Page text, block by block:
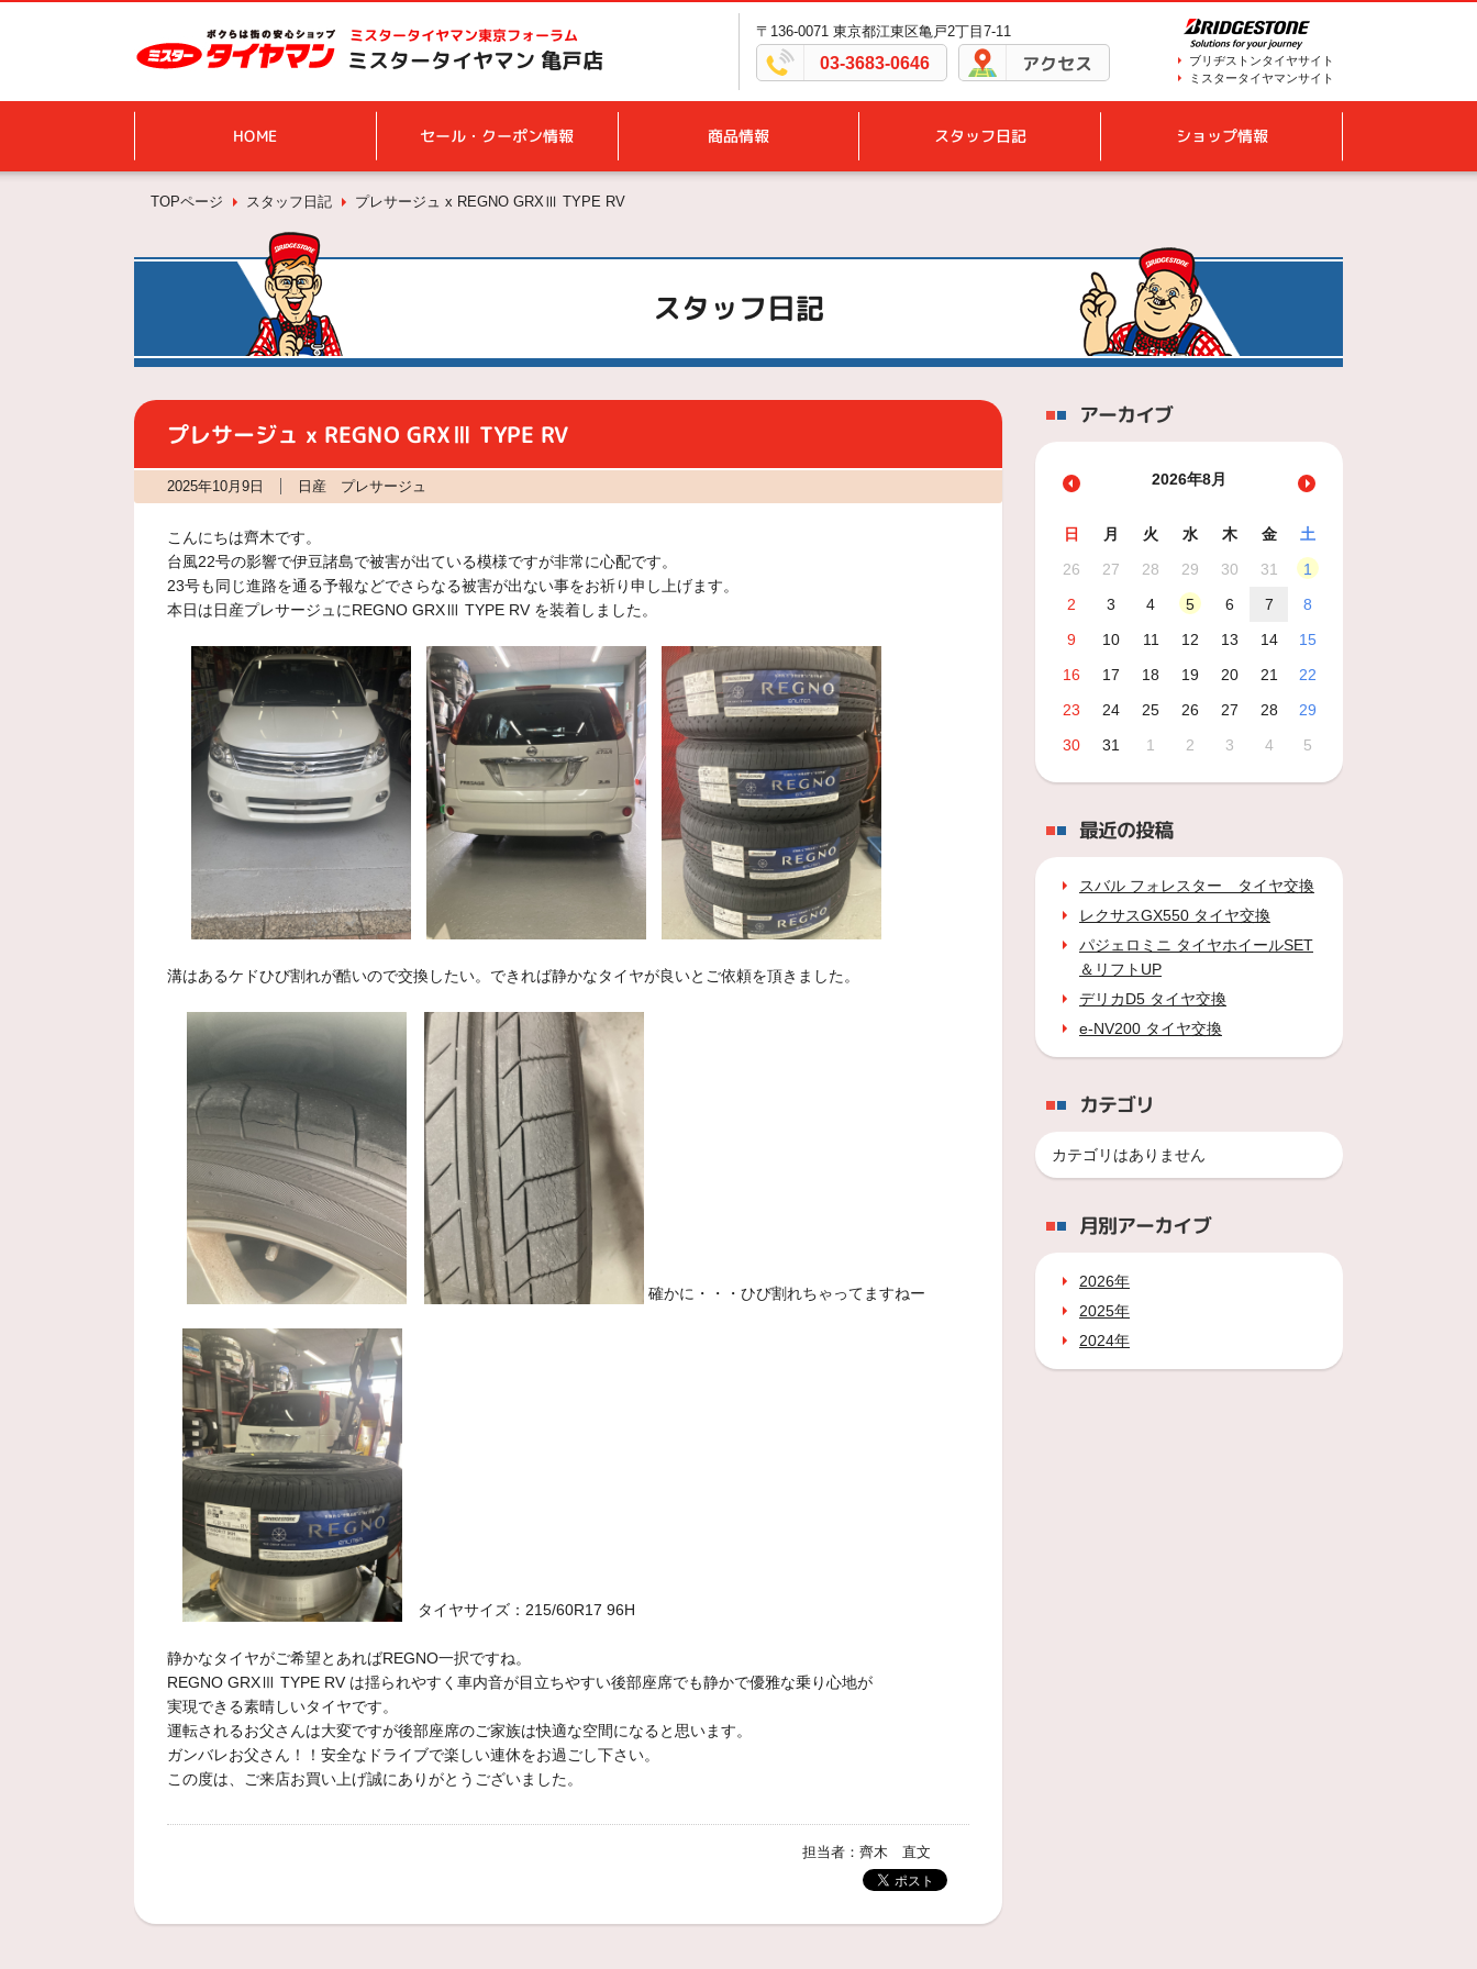
ミスタータイヤマン東京フォーラム
ミスタータイヤマン 亀戸店
〒136-0071 東京都江東区亀戸2丁目7-11
03-3683-0646 アクセス
ブリヂストンタイヤサイト
ミスタータイヤマンサイト
HOME セール・クーポン情報 商品情報 スタッフ日記 ショップ情報
TOPページ スタッフ日記 プレサージュ x REGNO GRXⅢ TYPE RV
スタッフ日記
プレサージュ x REGNO GRXⅢ TYPE RV
2025年10月9日 日産 プレサージュ
こんにちは齊木です。
台風22号の影響で伊豆諸島で被害が出ている模様ですが非常に心配です。
23号も同じ進路を通る予報などでさらなる被害が出ない事をお祈り申し上げます。
本日は日産プレサージュにREGNO GRXⅢ TYPE RV を装着しました。
溝はあるケドひび割れが酷いので交換したい。できれば静かなタイヤが良いとご依頼を頂きました。
確かに・・・ひび割れちゃってますねー
タイヤサイズ：215/60R17 96H
静かなタイヤがご希望とあればREGNO一択ですね。
REGNO GRXⅢ TYPE RV は揺られやすく車内音が目立ちやすい後部座席でも静かで優雅な乗り心地が
実現できる素晴しいタイヤです。
運転されるお父さんは大変ですが後部座席のご家族は快適な空間になると思います。
ガンバレお父さん！！安全なドライブで楽しい連休をお過ごし下さい。
この度は、ご来店お買い上げ誠にありがとうございました。
担当者：齊木 直文
アーカイブ
2026年8月
日 月 火 水 木 金
土
26
27 28 29 30 31
1
2
3 4 5 6 7
8
9
10 11 12 13 14
15
16
17 18 19 20 21
22
23
24 25 26 27 28
29
30
31 1 2 3 4 5
最近の投稿
スバル フォレスター タイヤ交換
レクサスGX550 タイヤ交換
パジェロミニ タイヤホイールSET
＆リフトUP
デリカD5 タイヤ交換
e-NV200 タイヤ交換
カテゴリ
カテゴリはありません
月別アーカイブ
2026年
2025年
2024年